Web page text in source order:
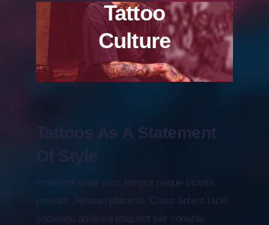
Tattoo
Culture
Tattoos As A Statement
Of Style
Praesent vitae arcu tempor neque lacinia
pretium. Aenean placerat. Class aptent taciti
sociosqu ad litora torquent per conubia